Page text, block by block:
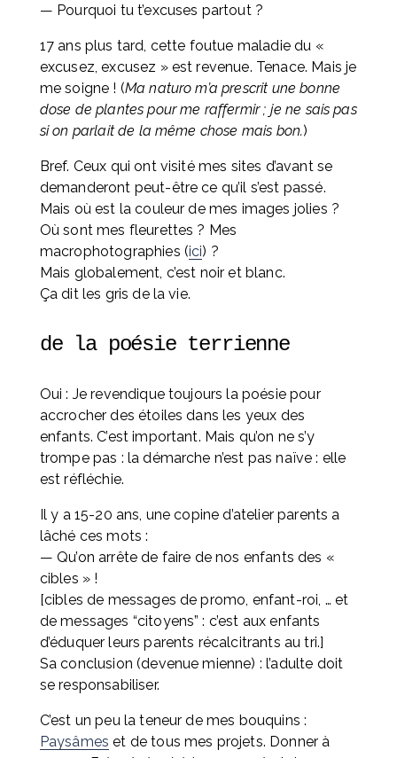
— Pourquoi tu t’excuses partout ?
17 ans plus tard, cette foutue maladie du «
excusez, excusez » est revenue. Tenace. Mais je
me soigne ! (Ma naturo m’a prescrit une bonne
dose de plantes pour me raffermir ; je ne sais pas
si on parlait de la même chose mais bon.)
Bref. Ceux qui ont visité mes sites d’avant se
demanderont peut-être ce qu’il s’est passé.
Mais où est la couleur de mes images jolies ?
Où sont mes fleurettes ? Mes
macrophotographies (ici) ?
Mais globalement, c’est noir et blanc.
Ça dit les gris de la vie.
de la poésie terrienne
Oui : Je revendique toujours la poésie pour
accrocher des étoiles dans les yeux des
enfants. C’est important. Mais qu’on ne s’y
trompe pas : la démarche n’est pas naïve : elle
est réfléchie.
Il y a 15-20 ans, une copine d’atelier parents a
lâché ces mots :
— Qu’on arrête de faire de nos enfants des «
cibles » !
[cibles de messages de promo, enfant-roi, … et
de messages “citoyens” : c’est aux enfants
d’éduquer leurs parents récalcitrants au tri.]
Sa conclusion (devenue mienne) : l’adulte doit
se responsabiliser.
Paysâmes et de tous mes projets. Donner à